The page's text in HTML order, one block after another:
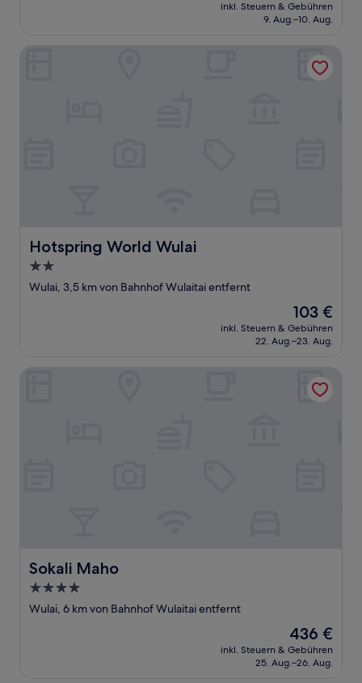
beträgt
inkl. Steuern & Gebühren
9. Aug.–10. Aug.
Hotspring World Wulai
Hotspring World Wulai
2.0-
Sterne-
Wulai, 3,5 km von Bahnhof Wulaitai entfernt
Der
Preis
beträgt
103 €
inkl. Steuern & Gebühren
22. Aug.–23. Aug.
Sokali Maho
Sokali Maho
4.0-
Sterne-
Wulai, 6 km von Bahnhof Wulaitai entfernt
Der
Preis
beträgt
436 €
inkl. Steuern & Gebühren
25. Aug.–26. Aug.